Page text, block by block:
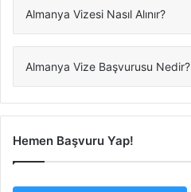
Almanya Vizesi Nasıl Alınır?
Almanya Vize Başvurusu Nedir?
Hemen Başvuru Yap!